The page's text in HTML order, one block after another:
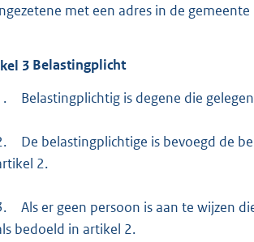
met een adres in de
3 Belastingplicht
Belastingplichtig is degene die
De belastingplichtige is bevoegd de
2.
Als er geen persoon is aan te wijzen
bedoeld in artikel 2.